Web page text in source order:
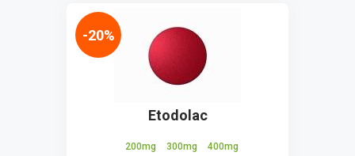
Etodolac
200mg 300mg 400mg
-20%